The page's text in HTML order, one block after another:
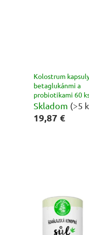
Kolostrum
betaglukánmi a
probiotikami 60
Skladom (>5
19,87 €